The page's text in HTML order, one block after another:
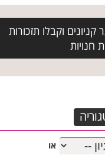
וקבלו תזכורות
חנויות
או